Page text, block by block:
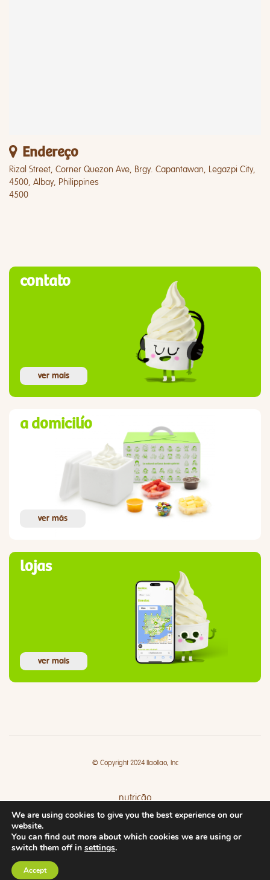
Endereço
Rizal Street, Corner Quezon Ave, Brgy. Capantawan, Legazpi City,
4500, Albay, Philippines
4500
contato
ver mais
a domicilío
ver más
lojas
ver mais
© Copyright 2024 llaollao, Inc
nutrição
lojas
We are using cookies to give you the best experience on our
website.
You can find out more about which cookies we are using or
switch them off in settings.
Accept